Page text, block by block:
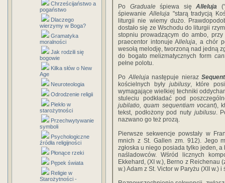
Chrześcijaństwo a
pogaństwo
Dlaczego
wierzymy w Boga?
Gramatyka
moralności
Jak rodzili się
bogowie
Kilka słów o New
Age
Neuroteologia
Odrodzenie religii
Piekło w
starożytności
Przechwytywanie
symboli
Psychologiczne
źródła religijności
Płonące rzeki
Pępek świata
Religie w
Starożytności -
Po Gradualeśpiewa się Alleluja
śpiewanieAlleluja"starą tradycją
liturgii nie wiemy dużo.
dostało się ze Wschodu do liturgii
stopniu prowadzącym do ambo,
praecentor intonuje Alleluja, a chór
wesołą melodję, tworzoną nad jedną
do bogato melizmatycznych form
pełne polotu.
PoAllelujanastępuje nieraz
kościelnych były jubilusy, które
wymagające wielkiej techniki
stuleciu podkładać pod
jubilatio, quam sequentiam vocant),
tekst, podłożony pod nuty jubilusu.
nazwano go też prozą.
Pierwsze sekwencje powstały w
mnich z St. Gallen zm. 912). Jego
zgłoska u niego posiada tylko jeden, a
naśladowców. Wśród licznych
Ekkehard, (XI w.), Berno z Reichenau
w.) Adam z St. Victor w Paryżu (XII w.)